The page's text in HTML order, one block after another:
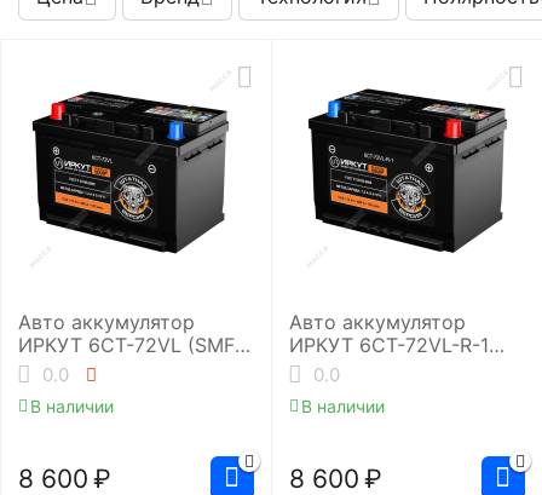
Авто аккумулятор
ИРКУТ 6CT-72VL (SMF-
L3RU)
0.0
В наличии
8 600 ₽
Авто аккумулятор
ИРКУТ 6CT-72VL-R-1
(SMF-L3EU)
0.0
В наличии
8 600 ₽